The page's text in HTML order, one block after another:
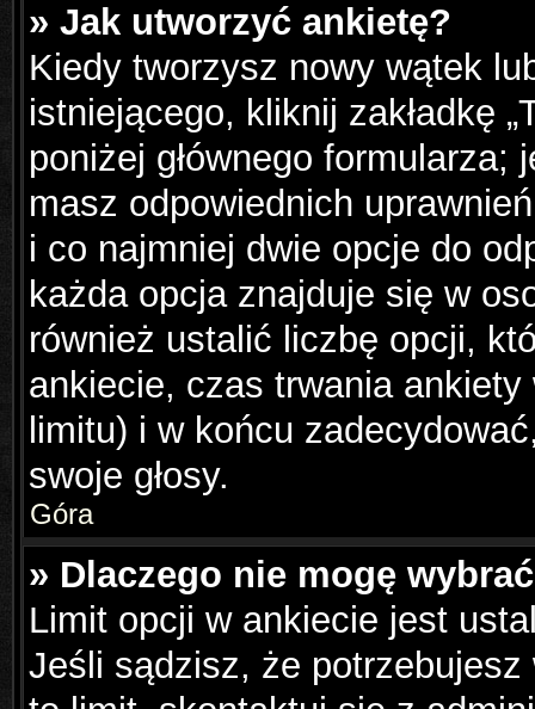
» Jak utworzyć ankietę?
Kiedy tworzysz nowy wątek
istniejącego, kliknij zakładkę
poniżej głównego
masz odpowiednich
i co najmniej dwie opcje do
każda opcja znajduje się w
również ustalić liczbę opcji,
ankiecie, czas trwania
limitu) i w końcu
swoje głosy.
Góra
» Dlaczego nie mogę
Limit opcji w ankiecie jest
Jeśli sądzisz, że